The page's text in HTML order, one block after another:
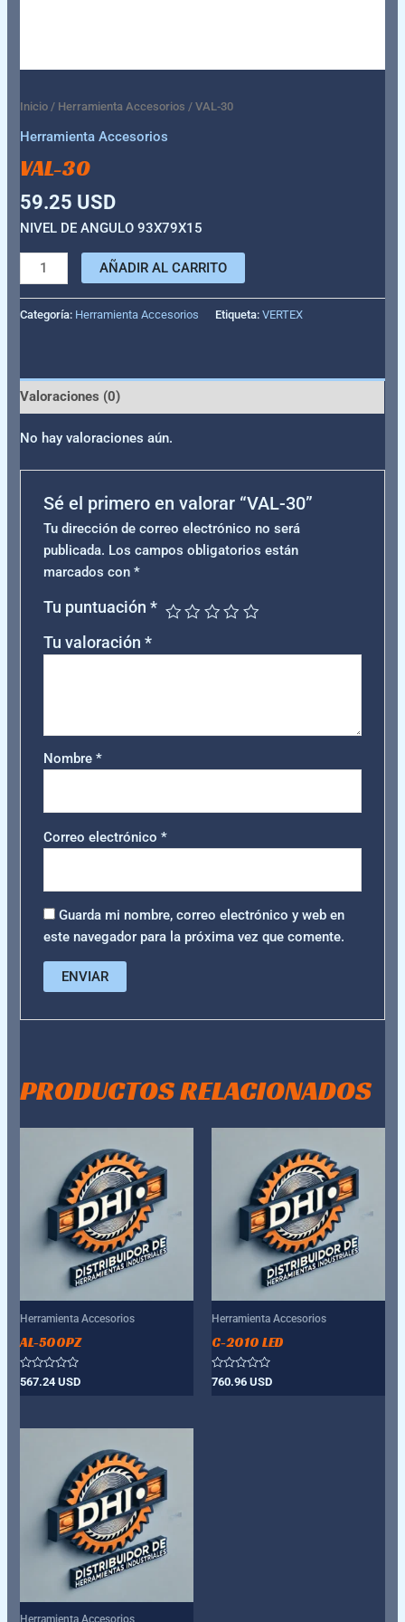
Inicio / Herramienta Accesorios / VAL-30
Herramienta Accesorios
VAL-30
59.25 USD
NIVEL DE ANGULO 93X79X15
AÑADIR AL CARRITO
Categoría: Herramienta Accesorios Etiqueta:VERTEX
Valoraciones (0)
No hay valoraciones aún.
Sé el primero en valorar “VAL-30”
Tu dirección de correo electrónico no será
publicada. Los campos obligatorios están
marcados con *
Tu puntuación *
Tu valoración *
Nombre *
Correo electrónico *
Guarda mi nombre, correo electrónico y web en
este navegador para la próxima vez que comente.
PRODUCTOS RELACIONADOS
Herramienta Accesorios
AL-500PZ
Valorado
con
567.24USD
Herramienta Accesorios
C-2010 LED
Valorado
con
760.96 USD
Herramienta Accesorios